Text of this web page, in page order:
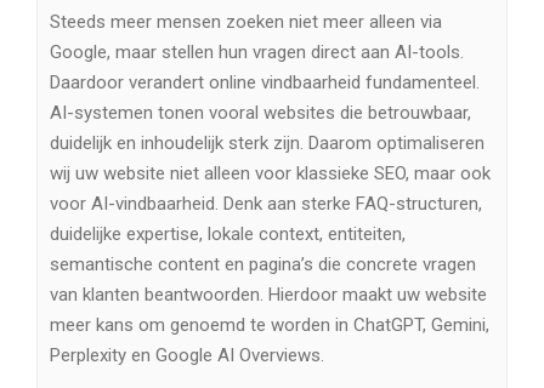
Steeds meer mensen zoeken niet meer alleen via
Google, maar stellen hun vragen direct aan AI-tools.
Daardoor verandert online vindbaarheid fundamenteel.
AI-systemen tonen vooral websites die betrouwbaar,
duidelijk en inhoudelijk sterk zijn. Daarom optimaliseren
wij uw website niet alleen voor klassieke SEO, maar ook
voor AI-vindbaarheid. Denk aan sterke FAQ-structuren,
duidelijke expertise, lokale context, entiteiten,
semantische content en pagina’s die concrete vragen
van klanten beantwoorden. Hierdoor maakt uw website
meer kans om genoemd te worden in ChatGPT, Gemini,
Perplexity en Google AI Overviews.